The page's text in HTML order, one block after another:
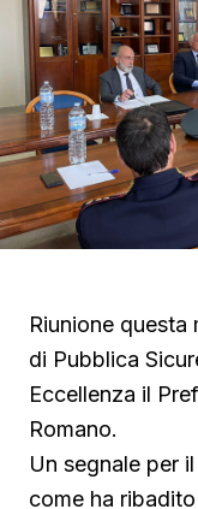
Riunione questa
di Pubblica
Eccellenza il
Romano.
Un segnale per
come ha